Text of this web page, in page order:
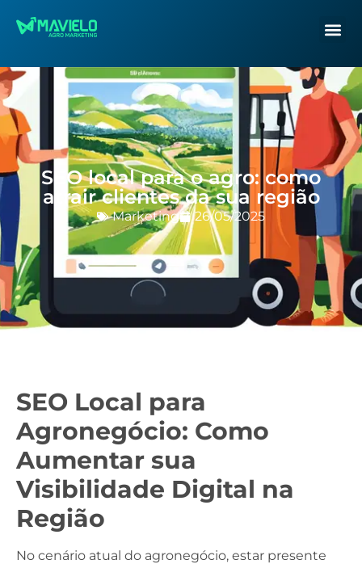
SEO local para o agro: como
atrair clientes da sua região
Marketing 26/05/2025
SEO Local para
Agronegócio: Como
Aumentar sua
Visibilidade Digital na
Região
No cenário atual do agronegócio, estar presente